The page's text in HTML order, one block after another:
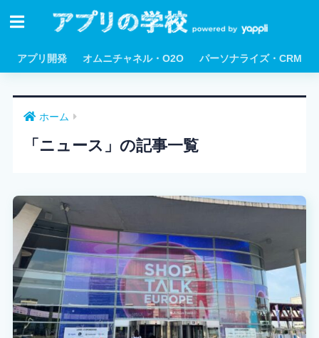
アプリ開発 オムニチャネル・O2O パーソナライズ・CRM
ホーム
「ニュース」の記事一覧